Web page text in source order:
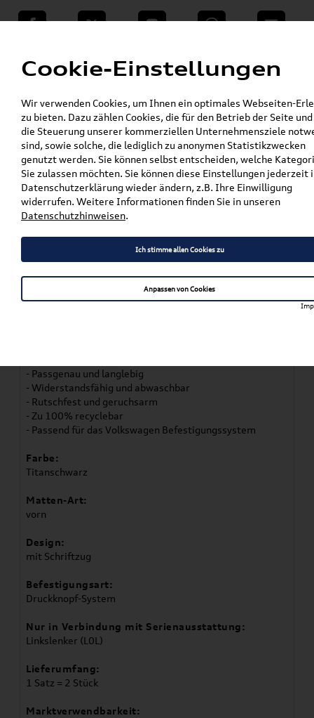
teilen Twitter Instagram WhatsApp E-Mail
VW Shop - VW Originalteile und Zubehör »
VW Zubehör » Komfort & Schutz »
Gummifußmatten » Caddy »
Original VW Caddy (V) Gummifußmatten Satz
Vorne 2K8061502 82V
Original VW Caddy (V)
Gummifußmatten Satz
Vorne 2K8061502 82V
Artikelbeschreibung
- Passgenau und langlebig
- Widerstandsfähig und abwaschbar
- Rutschfest und geruchsarm
- Zu 100% recyclebar
- Passend für das Volkswagen Befestigungssystem
Farbe:
Titanschwarz
Matten-Art:
vorn
Design:
mit Schriftzug
Befestigungsart:
Druckknopf-System
Nur in Verbindung mit Serienausstattung:
Linkslenker (L0L)
Lieferumfang:
1 Satz = 2 Stück
Marktverwendbarkeit:
Cookie-Einstellungen
Wir verwenden Cookies, um Ihnen ein optimales Webseiten-
zu bieten. Dazu zählen Cookies, die für den Betrieb der Seite
die Steuerung unserer kommerziellen Unternehmensziele
sind, sowie solche, die lediglich zu anonymen Statistikzwecken
genutzt werden. Sie können selbst entscheiden, welche
Sie zulassen möchten. Sie können diese Einstellungen jederzeit
Datenschutzerklärung wieder ändern, z.B. Ihre Einwilligung
widerrufen. Weitere Informationen finden Sie in unseren
Datenschutzhinweisen.
Ich stimme allen Cookies zu
Anpassen von Cookies